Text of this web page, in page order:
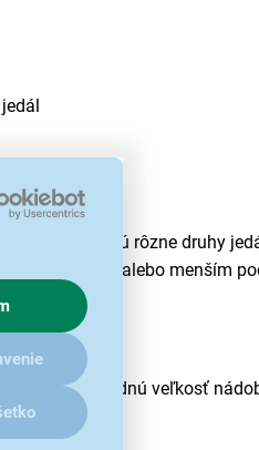
pripravujú rôzne druhy
s väčším alebo menším
zvoliť vhodnú veľkosť